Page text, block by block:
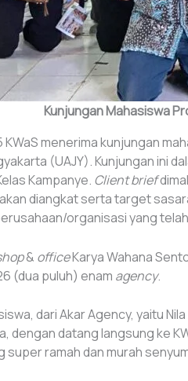
Kunjungan Mahasiswa
KWaS menerima kunjungan
(UAJY). Kunjungan ini
Kampanye. Client brief
diangkat serta target
organisasi yang
& officeKarya Wahana
(dua puluh) enam agency.
dari Akar Agency, yaitu
dengan datang langsung ke
ramah dan murah senyum